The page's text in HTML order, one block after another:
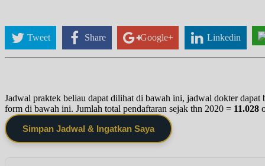
Tweet Share Google+ Linkedin
Jadwal praktek beliau dapat dilihat di bawah ini, jadwal dokter dapat
form di bawah ini. Jumlah total pendaftaran sejak thn 2020 = 11.028
Simpan Jadwal & Ingatkan Saya